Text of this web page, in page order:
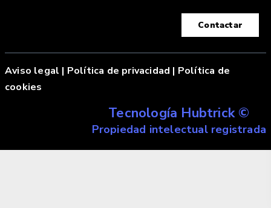
Contactar
Aviso legal | Política de privacidad | Política de
cookies
Tecnología Hubtrick ©
Propiedad intelectual registrada